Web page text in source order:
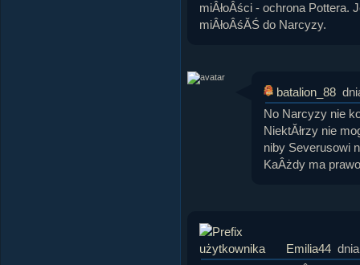
miÂłoÂści - ochrona Pottera.
miÂłoÂśĂŚ do Narcyzy.
batalion_88
No Narcyzy nie
NiektĂłrzy nie
niby Severusowi
KaÂżdy ma
Emilia44